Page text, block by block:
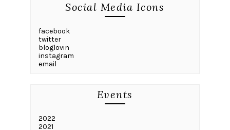
Social Media Icons
facebook
twitter
bloglovin
instagram
email
Events
2022
2021